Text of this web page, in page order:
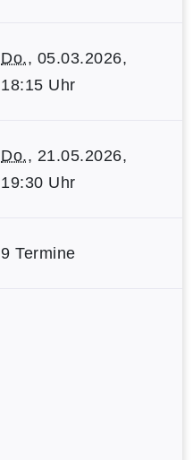
Do., 05.03.2026,
18:15 Uhr
Do., 21.05.2026,
19:30 Uhr
9 Termine